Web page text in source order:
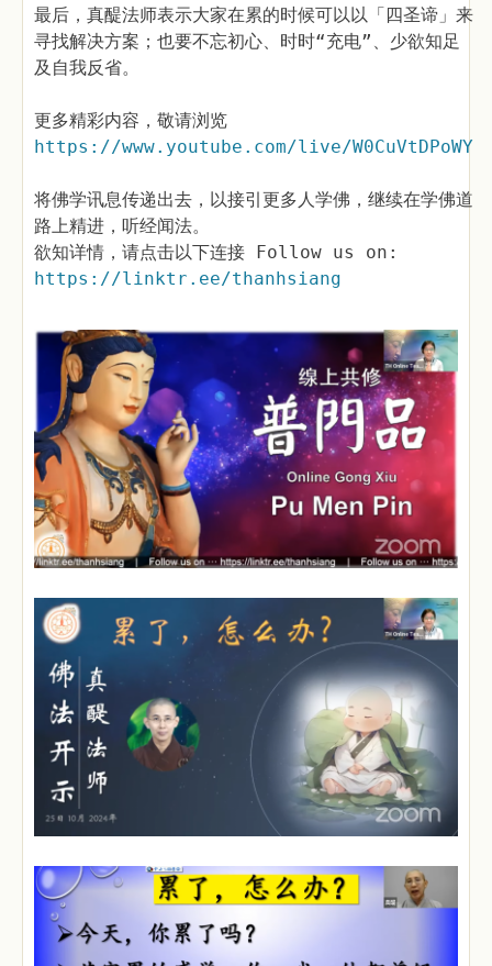
最后，真醍法师表示大家在累的时候可以以「四圣谛」来
寻找解决方案；也要不忘初心、时时“充电”、少欲知足
及自我反省。
更多精彩内容，敬请浏览
https://www.youtube.com/live/W0CuVtDPoWY
将佛学讯息传递出去，以接引更多人学佛，继续在学佛道
路上精进，听经闻法。
欲知详情，请点击以下连接 Follow us on:
https://linktr.ee/thanhsiang